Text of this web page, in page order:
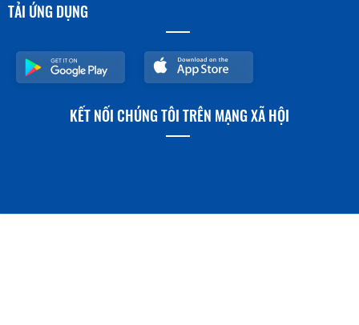
TẢI ỨNG DỤNG
KẾT NỐI CHÚNG TÔI TRÊN MẠNG XÃ HỘI